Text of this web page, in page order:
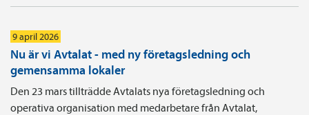
9 april 2026
Nu är vi Avtalat - med ny företagsledning och
gemensamma lokaler
Den 23 mars tillträdde Avtalats nya företagsledning och
operativa organisation med medarbetare från Avtalat,